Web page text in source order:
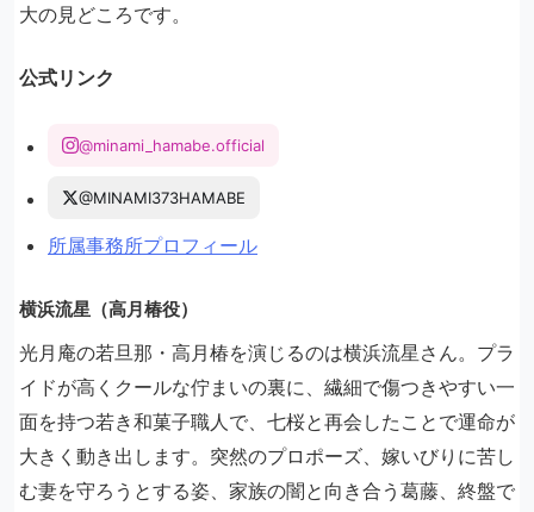
大の見どころです。
公式リンク
@minami_hamabe.official
@MINAMI373HAMABE
所属事務所プロフィール
横浜流星（高月椿役）
光月庵の若旦那・高月椿を演じるのは横浜流星さん。プラ
イドが高くクールな佇まいの裏に、繊細で傷つきやすい一
面を持つ若き和菓子職人で、七桜と再会したことで運命が
大きく動き出します。突然のプロポーズ、嫁いびりに苦し
む妻を守ろうとする姿、家族の闇と向き合う葛藤、終盤で